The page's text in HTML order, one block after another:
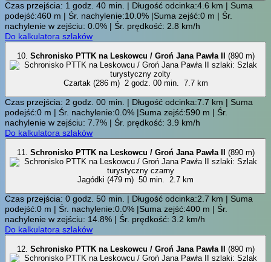
Czas przejścia: 1 godz. 40 min. | Długość odcinka:4.6 km | Suma
podejść:460 m | Śr. nachylenie:10.0% |Suma zejść:0 m | Śr.
nachylenie w zejściu: 0.0% | Śr. prędkość: 2.8 km/h
Do kalkulatora szlaków
10. Schronisko PTTK na Leskowcu / Groń Jana Pawła II (890 m)
Czartak (286 m) 2 godz. 00 min. 7.7 km
Czas przejścia: 2 godz. 00 min. | Długość odcinka:7.7 km | Suma
podejść:0 m | Śr. nachylenie:0.0% |Suma zejść:590 m | Śr.
nachylenie w zejściu: 7.7% | Śr. prędkość: 3.9 km/h
Do kalkulatora szlaków
11. Schronisko PTTK na Leskowcu / Groń Jana Pawła II (890 m)
Jagódki (479 m) 50 min. 2.7 km
Czas przejścia: 0 godz. 50 min. | Długość odcinka:2.7 km | Suma
podejść:0 m | Śr. nachylenie:0.0% |Suma zejść:400 m | Śr.
nachylenie w zejściu: 14.8% | Śr. prędkość: 3.2 km/h
Do kalkulatora szlaków
12. Schronisko PTTK na Leskowcu / Groń Jana Pawła II (890 m)